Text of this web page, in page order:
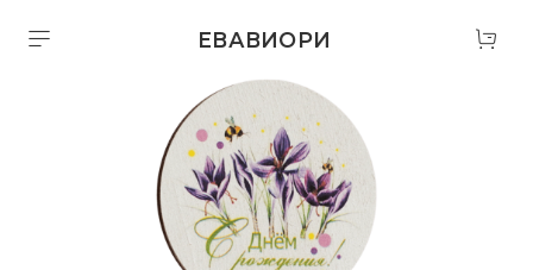
ЕВАВИОРИ